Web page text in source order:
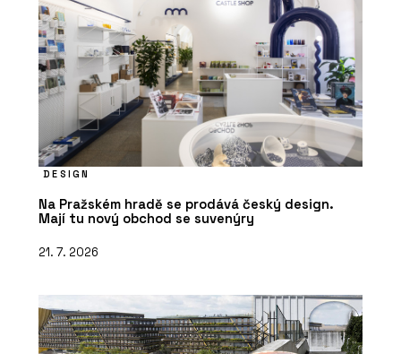
O FIRMĚ
DESIGN
Na Pražském hradě se prodává český design.
Mají tu nový obchod se suvenýry
21. 7. 2026